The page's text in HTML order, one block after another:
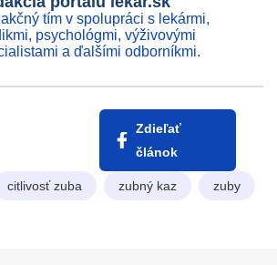
tím v spolupráci s lekármi,
psychológmi, výživovými
a ďalšími odborníkmi.
Zdieľať
článok
citlivosť zuba zubný kaz zuby